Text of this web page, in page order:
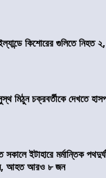
কিশোরের গুলিতে
মিঠুন চক্রবর্তীকে দেখতে
সকালে ইটাহারে মর্মান্তিক
আহত আরও ৮ জন